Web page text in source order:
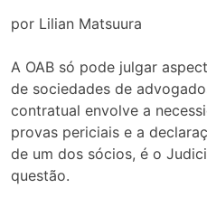
por Lilian Matsuura
A OAB só pode julgar
de sociedades de
contratual envolve a
provas periciais e a
de um dos sócios, é o
questão.